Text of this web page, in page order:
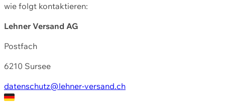
wie folgt kontaktieren:
Lehner Versand AG
Postfach
6210 Sursee
datenschutz@lehner-versand.ch